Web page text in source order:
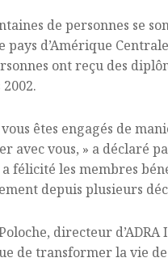
de personnes se
pays d’Amérique
ont reçu des
vous êtes engagés de
avec vous, » a déclaré
félicité les membres
depuis plusieurs
directeur
de transformer la vie